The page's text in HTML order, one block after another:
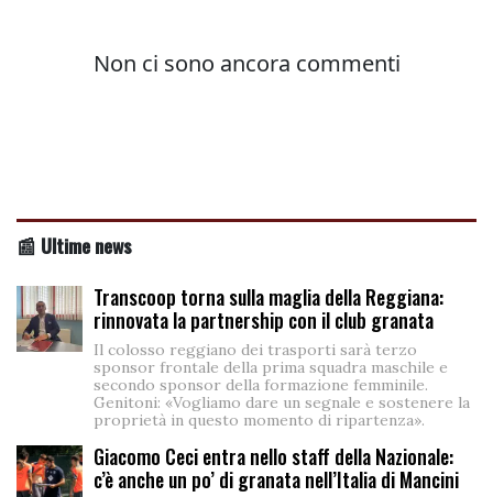
📰 Ultime news
Transcoop torna sulla maglia della Reggiana:
rinnovata la partnership con il club granata
Il colosso reggiano dei trasporti sarà terzo
sponsor frontale della prima squadra maschile e
secondo sponsor della formazione femminile.
Genitoni: «Vogliamo dare un segnale e sostenere la
proprietà in questo momento di ripartenza».
Giacomo Ceci entra nello staff della Nazionale:
c’è anche un po’ di granata nell’Italia di Mancini